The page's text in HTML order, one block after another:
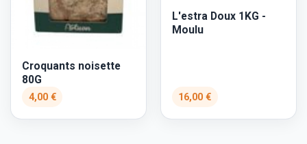
Croquants noisette
80G
4,00 €
L'estra Doux 1KG -
Moulu
16,00 €